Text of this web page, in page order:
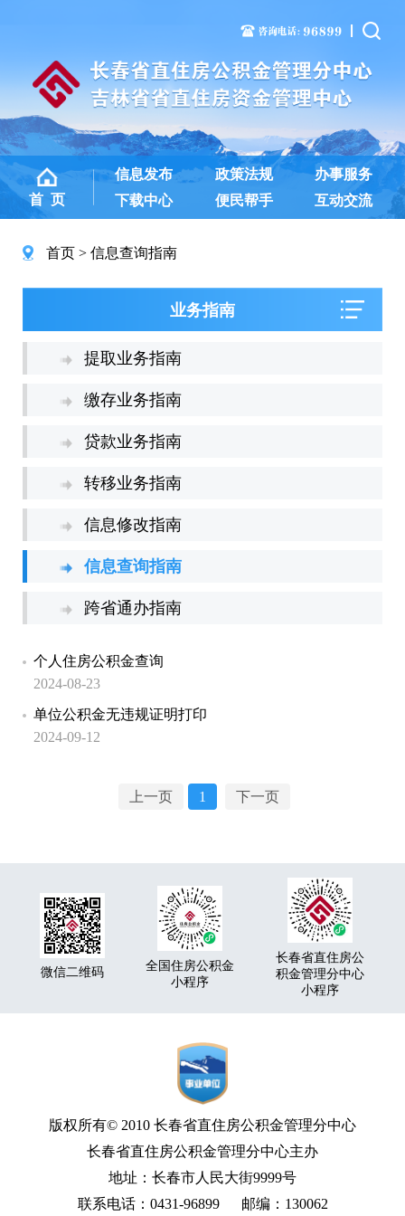
首 页
信息发布 政策法规
办事服务
下载中心
便民帮手 互动交流
首页 信息查询指南
业务指南
提取业务指南
缴存业务指南
贷款业务指南
转移业务指南
信息修改指南
信息查询指南
跨省通办指南
个人住房公积金查询
2024-08-23
单位公积金无违规证明打印
2024-09-12
上一页 1 下一页
微信二维码
全国住房公积金
小程序
长春省直住房公
积金管理分中心
小程序
版权所有© 2010 长春省直住房公积金管理分中心
长春省直住房公积金管理分中心主办
地址：长春市人民大街9999号
联系电话：0431-96899 邮编：130062